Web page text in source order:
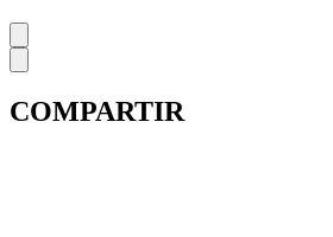
COMPARTIR